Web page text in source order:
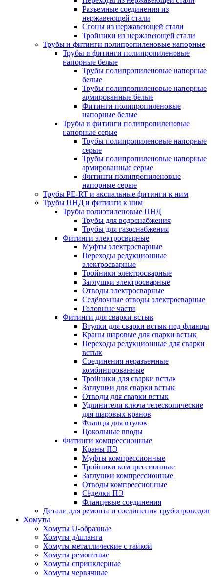
Разъемные соединения из
нержавеющей стали
Сгоны из нержавеющей стали
Тройники из нержавеющей стали
Трубы и фитинги полипропиленовые напорные
Трубы и фитинги полипропиленовые
напорные белые
Трубы полипропиленовые напорные
белые
Трубы полипропиленовые напорные
армированные белые
Фитинги полипропиленовые
напорные белые
Трубы и фитинги полипропиленовые
напорные серые
Трубы полипропиленовые напорные
серые
Трубы полипропиленовые напорные
армированные серые
Фитинги полипропиленовые
напорные серые
Трубы PE-RT и аксиальные фитинги к ним
Трубы ПНД и фитинги к ним
Трубы полиэтиленовые ПНД
Трубы для водоснабжения
Трубы для газоснабжения
Фитинги электросварные
Муфты электросварные
Переходы редукционные
электросварные
Тройники электросварные
Заглушки электросварные
Отводы электросварные
Седёлочные отводы электросварные
Головные части
Фитинги для сварки встык
Втулки для сварки встык под фланцы
Краны шаровые для сварки встык
Переходы редукционные для сварки
встык
Соединения неразъемные
комбинированные
Тройники для сварки встык
Заглушки для сварки встык
Отводы для сварки встык
Удлинители ключа телескопические
для шаровых кранов
Фланцы для втулок
Цокольные вводы
Фитинги компрессионные
Краны ПЭ
Муфты компрессионные
Тройники компрессионные
Заглушки компрессионные
Отводы компрессионные
Сёделки ПЭ
Фланцевые соединения
Детали для ремонта и соединения трубопроводов
Хомуты
Хомуты U-образные
Хомуты д/шланга
Хомуты металлические с гайкой
Хомуты ремонтные
Хомуты спринклерные
Хомуты червячные